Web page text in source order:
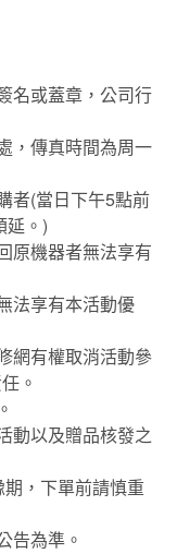
名或蓋章，公司行
，傳真時間為周一
者(當日下午5點前
延。)
原機器者無法享有
法享有本活動優
網有權取消活動參
。
動以及贈品核發之
，下單前請慎重
告為準。